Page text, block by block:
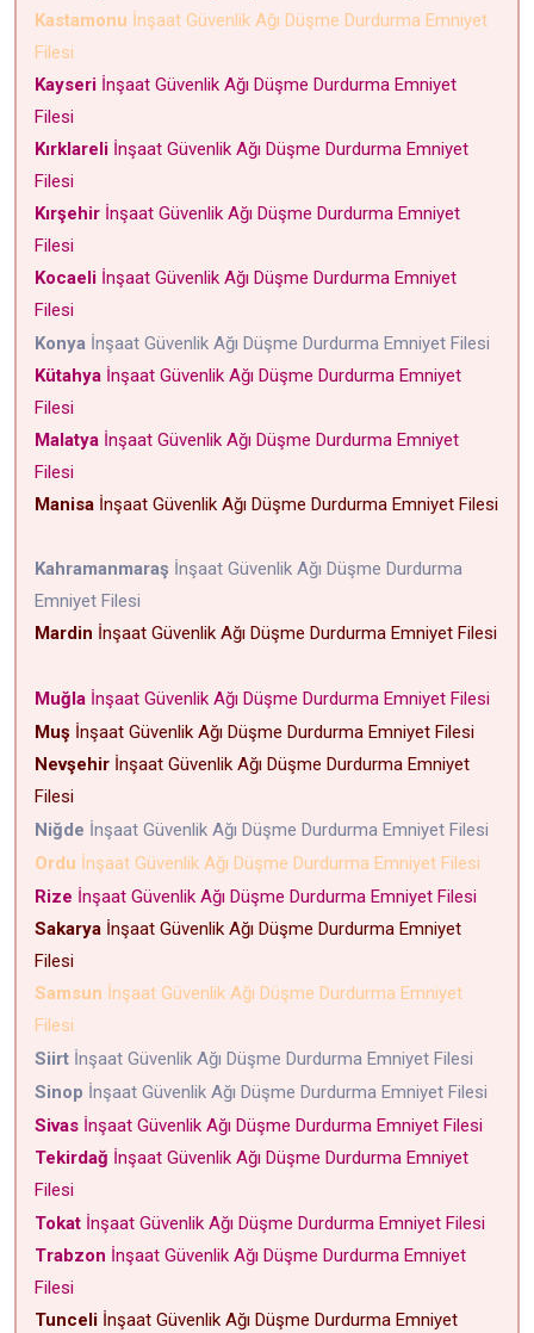
Kastamonu İnşaat Güvenlik Ağı Düşme Durdurma Emniyet
Filesi
Kayseri İnşaat Güvenlik Ağı Düşme Durdurma Emniyet
Filesi
Kırklareli İnşaat Güvenlik Ağı Düşme Durdurma Emniyet
Filesi
Kırşehir İnşaat Güvenlik Ağı Düşme Durdurma Emniyet
Filesi
Kocaeli İnşaat Güvenlik Ağı Düşme Durdurma Emniyet
Filesi
Konya İnşaat Güvenlik Ağı Düşme Durdurma Emniyet Filesi
Kütahya İnşaat Güvenlik Ağı Düşme Durdurma Emniyet
Filesi
Malatya İnşaat Güvenlik Ağı Düşme Durdurma Emniyet
Filesi
Manisa İnşaat Güvenlik Ağı Düşme Durdurma Emniyet Filesi
Kahramanmaraş İnşaat Güvenlik Ağı Düşme Durdurma
Emniyet Filesi
Mardin İnşaat Güvenlik Ağı Düşme Durdurma Emniyet Filesi
Muğla İnşaat Güvenlik Ağı Düşme Durdurma Emniyet Filesi
Muş İnşaat Güvenlik Ağı Düşme Durdurma Emniyet Filesi
Nevşehir İnşaat Güvenlik Ağı Düşme Durdurma Emniyet
Filesi
Niğde İnşaat Güvenlik Ağı Düşme Durdurma Emniyet Filesi
Ordu İnşaat Güvenlik Ağı Düşme Durdurma Emniyet Filesi
Rize İnşaat Güvenlik Ağı Düşme Durdurma Emniyet Filesi
Sakarya İnşaat Güvenlik Ağı Düşme Durdurma Emniyet
Filesi
Samsun İnşaat Güvenlik Ağı Düşme Durdurma Emniyet
Filesi
Siirt İnşaat Güvenlik Ağı Düşme Durdurma Emniyet Filesi
Sinop İnşaat Güvenlik Ağı Düşme Durdurma Emniyet Filesi
Sivas İnşaat Güvenlik Ağı Düşme Durdurma Emniyet Filesi
Tekirdağ İnşaat Güvenlik Ağı Düşme Durdurma Emniyet
Filesi
Tokat İnşaat Güvenlik Ağı Düşme Durdurma Emniyet Filesi
Trabzon İnşaat Güvenlik Ağı Düşme Durdurma Emniyet
Filesi
Tunceli İnşaat Güvenlik Ağı Düşme Durdurma Emniyet